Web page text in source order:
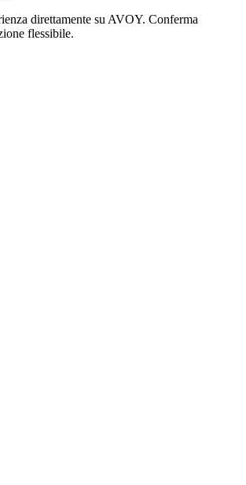
direttamente su AVOY. Conferma
flessibile.